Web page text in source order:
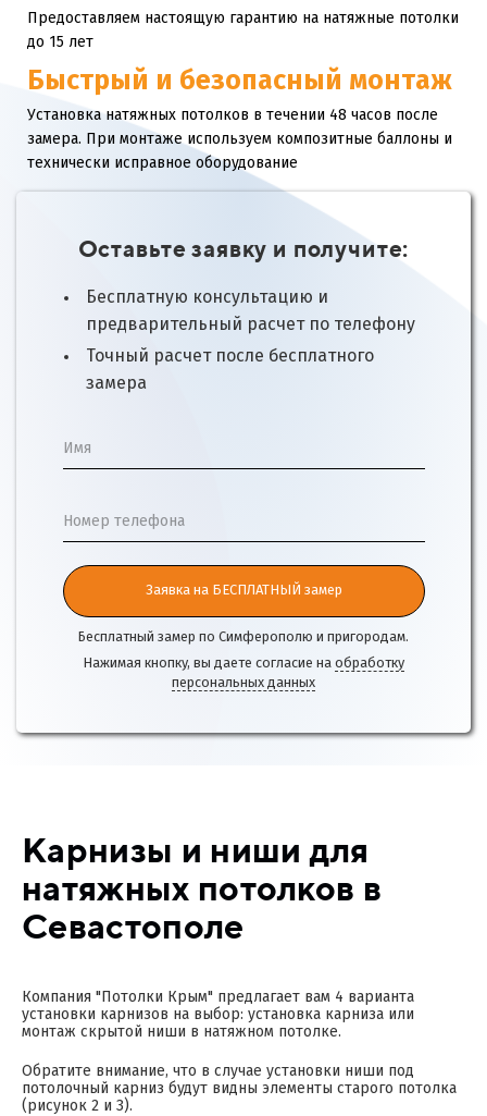
Предоставляем настоящую гарантию на натяжные потолки
до 15 лет
Быстрый и безопасный монтаж
Установка натяжных потолков в течении 48 часов после
замера. При монтаже используем композитные баллоны и
технически исправное оборудование
Оставьте заявку и получите:
Бесплатную консультацию и
предварительный расчет по телефону
Точный расчет после бесплатного
замера
Имя
Номер телефона
Заявка на БЕСПЛАТНЫЙ замер
Бесплатный замер по Симферополю и пригородам.
Нажимая кнопку, вы даете согласие на обработку
персональных данных
Карнизы и ниши для
натяжных потолков в
Севастополе
Компания "Потолки Крым" предлагает вам 4 варианта
установки карнизов на выбор: установка карниза или
монтаж скрытой ниши в натяжном потолке.
Обратите внимание, что в случае установки ниши под
потолочный карниз будут видны элементы старого потолка
(рисунок 2 и 3).